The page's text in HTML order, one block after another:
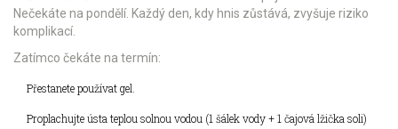
Nečekáte na pondělí. Každý den, kdy hnis zůstává, zvyšuje riziko
komplikací.
Zatímco čekáte na termín:
Přestanete používat gel.
Proplachujte ústa teplou solnou vodou (1 šálek vody + 1 čajová lžička soli)